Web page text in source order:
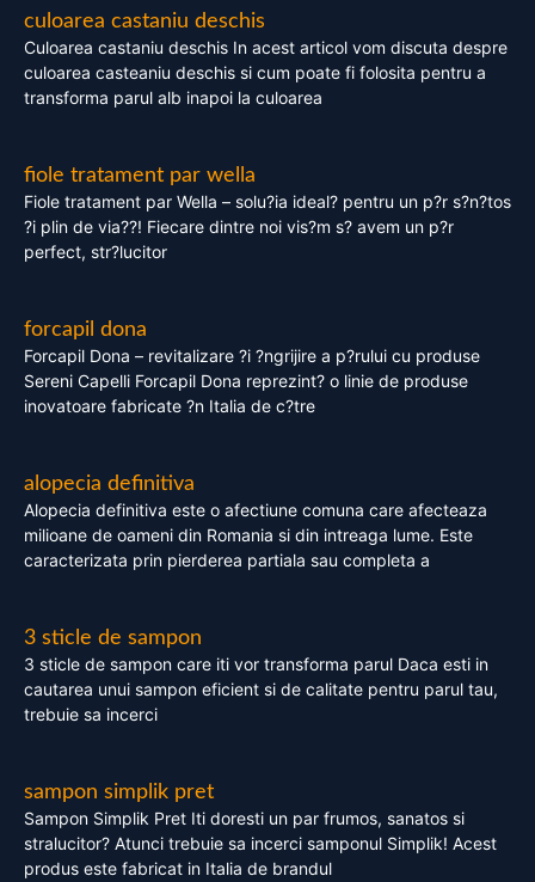
culoarea castaniu deschis
Culoarea castaniu deschis In acest articol vom discuta despre
culoarea casteaniu deschis si cum poate fi folosita pentru a
transforma parul alb inapoi la culoarea
fiole tratament par wella
Fiole tratament par Wella – solu?ia ideal? pentru un p?r s?n?tos
?i plin de via??! Fiecare dintre noi vis?m s? avem un p?r
perfect, str?lucitor
forcapil dona
Forcapil Dona – revitalizare ?i ?ngrijire a p?rului cu produse
Sereni Capelli Forcapil Dona reprezint? o linie de produse
inovatoare fabricate ?n Italia de c?tre
alopecia definitiva
Alopecia definitiva este o afectiune comuna care afecteaza
milioane de oameni din Romania si din intreaga lume. Este
caracterizata prin pierderea partiala sau completa a
3 sticle de sampon
3 sticle de sampon care iti vor transforma parul Daca esti in
cautarea unui sampon eficient si de calitate pentru parul tau,
trebuie sa incerci
sampon simplik pret
Sampon Simplik Pret Iti doresti un par frumos, sanatos si
stralucitor? Atunci trebuie sa incerci samponul Simplik! Acest
produs este fabricat in Italia de brandul